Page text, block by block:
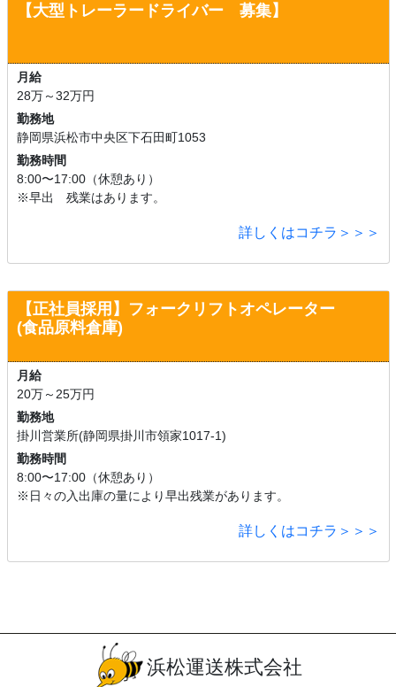
【大型トレーラードライバー 募集】
月給
28万～32万円
勤務地
静岡県浜松市中央区下石田町1053
勤務時間
8:00〜17:00（休憩あり）
※早出 残業はあります。
詳しくはコチラ＞＞＞
【正社員採用】
フォークリフトオペレーター
(食品原料倉庫)
月給
20万～25万円
勤務地
掛川営業所(静岡県掛川市領家1017-1)
勤務時間
8:00〜17:00（休憩あり）
※日々の入出庫の量により早出残業があります。
詳しくはコチラ＞＞＞
浜松運送株式会社